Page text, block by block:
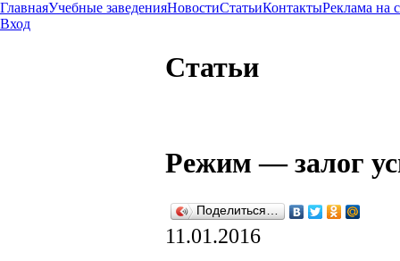
ГлавнаяУчебные заведенияНовостиСтатьиКонтактыРеклама на
Вход
Статьи
Режим — залог
Поделиться…
11.01.2016